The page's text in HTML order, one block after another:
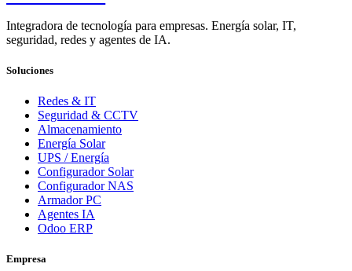
Integradora de tecnología para empresas. Energía solar, IT,
seguridad, redes y agentes de IA.
Soluciones
Redes & IT
Seguridad & CCTV
Almacenamiento
Energía Solar
UPS / Energía
Configurador Solar
Configurador NAS
Armador PC
Agentes IA
Odoo ERP
Empresa